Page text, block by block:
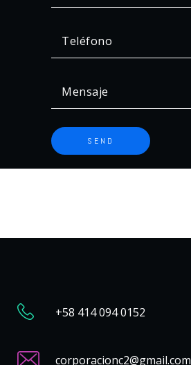
+58 414 094 0152
corporacionc2@gmail.com